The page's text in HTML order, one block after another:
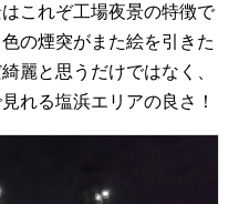
これぞ工場夜景の特徴で
の煙突がまた絵を引きた
麗と思うだけではなく、
れる塩浜エリアの良さ！